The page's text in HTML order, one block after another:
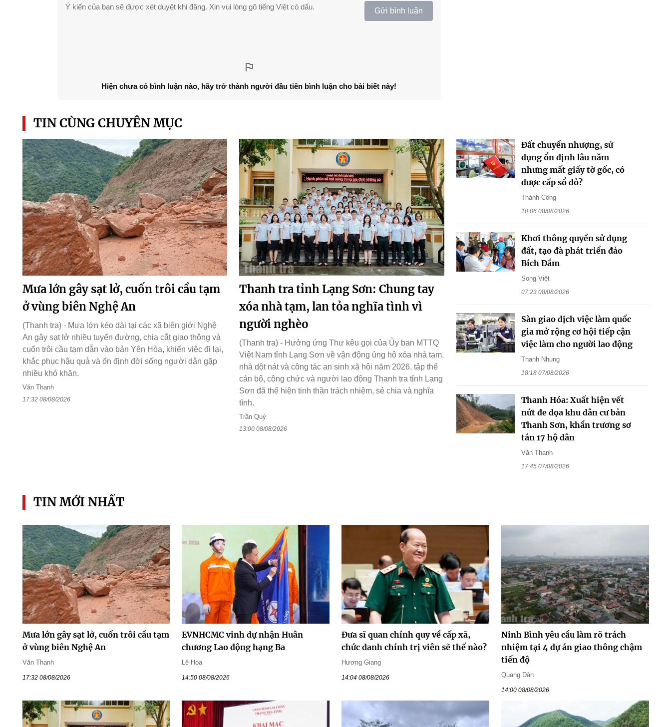
Ý kiến của bạn sẽ được xét duyệt khi đăng. Xin vui lòng gõ tiếng Việt có dấu. Gửi bình luận
Hiện chưa có bình luận nào, hãy trở thành người đầu tiên bình luận cho bài biết này!
TIN CÙNG CHUYÊN MỤC
Mưa lớn gây sạt lở, cuốn trôi cầu tạm
ở vùng biên Nghệ An
(Thanh tra) - Mưa lớn kéo dài tại các xã biên giới Nghệ
An gây sạt lở nhiều tuyến đường, chia cắt giao thông và
cuốn trôi cầu tạm dẫn vào bản Yên Hòa, khiến việc đi lại,
khắc phục hậu quả và ổn định đời sống người dân gặp
nhiều khó khăn.
Văn Thanh
17:32 08/08/2026
Thanh tra tỉnh Lạng Sơn: Chung tay
xóa nhà tạm, lan tỏa nghĩa tình vì
người nghèo
(Thanh tra) - Hưởng ứng Thư kêu gọi của Ủy ban MTTQ
Việt Nam tỉnh Lạng Sơn về vận động ủng hộ xóa nhà tạm,
nhà dột nát và công tác an sinh xã hội năm 2026, tập thể
cán bộ, công chức và người lao động Thanh tra tỉnh Lạng
Sơn đã thể hiện tinh thần trách nhiệm, sẻ chia và nghĩa
tình.
Trần Quý
13:00 08/08/2026
Đất chuyển nhượng, sử
dụng ổn định lâu năm
nhưng mất giấy tờ gốc, có
được cấp sổ đỏ?
Thành Công
10:06 08/08/2026
Khơi thông quyền sử dụng
đất, tạo đà phát triển đảo
Bích Đầm
Song Việt
07:23 08/08/2026
Sàn giao dịch việc làm quốc
gia mở rộng cơ hội tiếp cận
việc làm cho người lao động
Thanh Nhung
18:18 07/08/2026
Thanh Hóa: Xuất hiện vết
nứt đe dọa khu dân cư bản
Thanh Sơn, khẩn trương sơ
tán 17 hộ dân
Văn Thanh
17:45 07/08/2026
TIN MỚI NHẤT
Mưa lớn gây sạt lở, cuốn trôi cầu tạm
ở vùng biên Nghệ An
Văn Thanh
17:32 08/08/2026
EVNHCMC vinh dự nhận Huân
chương Lao động hạng Ba
Lê Hoa
14:50 08/08/2026
Đưa sĩ quan chính quy về cấp xã,
chức danh chính trị viên sẽ thế nào?
Hương Giang
14:04 08/08/2026
Ninh Bình yêu cầu làm rõ trách
nhiệm tại 4 dự án giao thông chậm
tiến độ
Quang Dân
14:00 08/08/2026